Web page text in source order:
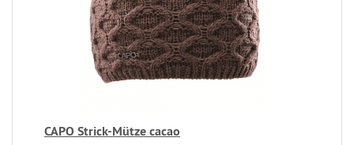
CAPO Strick-Mütze cacao